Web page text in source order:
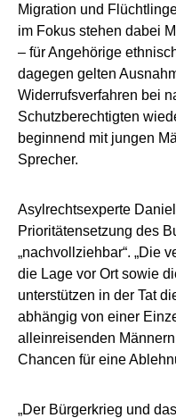
Migration und
im Fokus stehen dabei
– für Angehörige
dagegen gelten
Widerrufsverfahren bei
Schutzberechtigten
beginnend mit jungen
Sprecher.
Asylrechtsexperte
Prioritätensetzung des
„nachvollziehbar“. „Die
die Lage vor Ort sowie
unterstützen in der Tat
abhängig von einer
alleinreisenden
Chancen für eine
„Der Bürgerkrieg und